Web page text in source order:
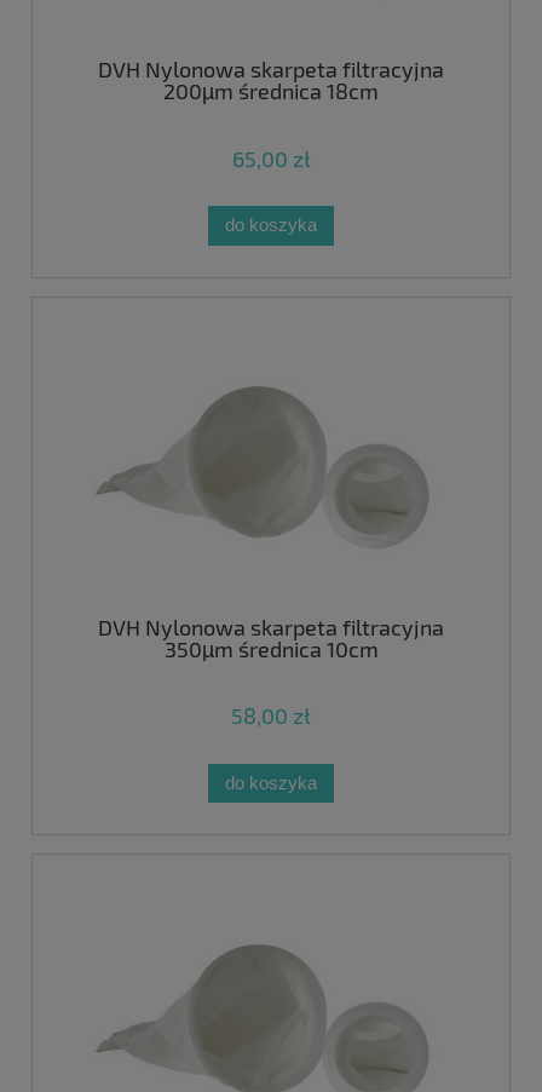
DVH Nylonowa skarpeta filtracyjna
200µm średnica 18cm
65,00 zł
do koszyka
DVH Nylonowa skarpeta filtracyjna
350µm średnica 10cm
58,00 zł
do koszyka